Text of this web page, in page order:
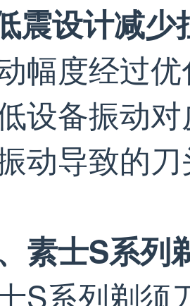
震设计减少
幅度经过
设备振动
动导致的
素士S系列
S系列剃须